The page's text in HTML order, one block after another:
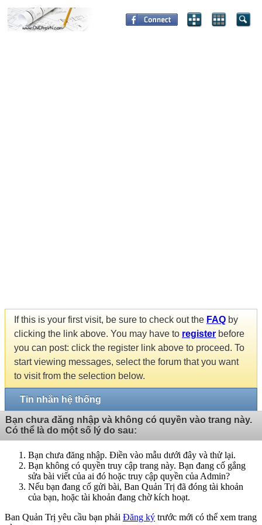
If this is your first visit, be sure to check out the FAQ by
clicking the link above. You may have to register before
you can post: click the register link above to proceed. To
start viewing messages, select the forum that you want
to visit from the selection below.
Tin nhắn hệ thống
Bạn chưa đăng nhập và không có quyền vào trang này.
Có thể là do một số lý do sau:
Bạn chưa đăng nhập. Điền vào mẫu dưới đây và thử lại.
Bạn không có quyền truy cập trang này. Bạn đang cố gắng
sửa bài viết của ai đó hoặc truy cập quyền của Admin?
Nếu bạn đang cố gửi bài, Ban Quản Trị đã đóng tài khoản
của bạn, hoặc tài khoản đang chờ kích hoạt.
Ban Quản Trị yêu cầu bạn phải Đăng ký trước mới có thể xem trang